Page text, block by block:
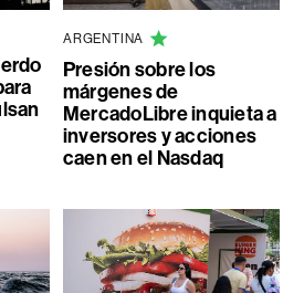
ARGENTINA
Presión sobre los
márgenes de
MercadoLibre inquieta a
inversores y acciones
caen en el Nasdaq